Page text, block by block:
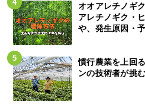
オオアレチノギ
アレチノギク・
や、発生原因・
慣行農業を上回
ンの技術者が挑